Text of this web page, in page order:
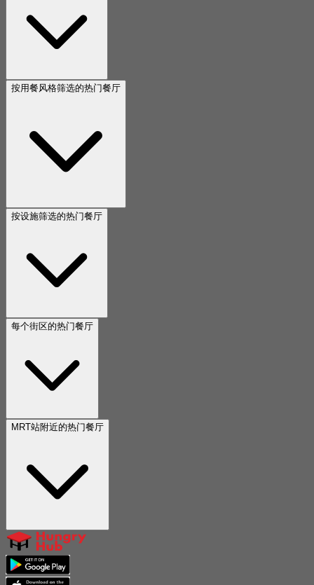
按用餐风格筛选的热门餐厅
按设施筛选的热门餐厅
每个街区的热门餐厅
MRT站附近的热门餐厅